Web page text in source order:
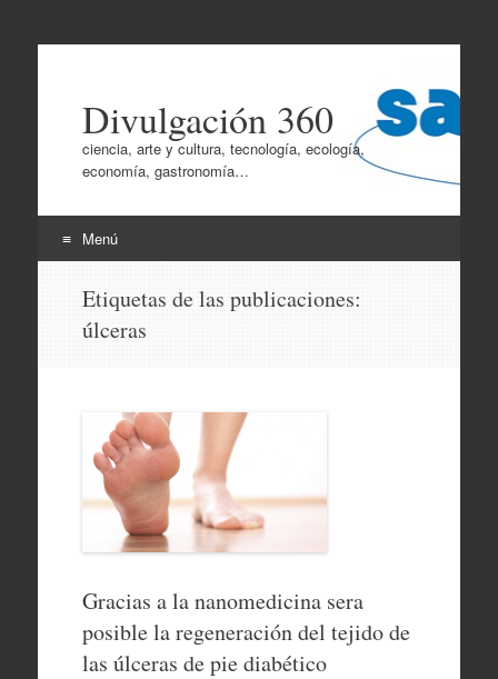
Divulgación 360
ciencia, arte y cultura, tecnología, ecología,
economía, gastronomía…
Menú
contenido
Etiquetas de las publicaciones:
úlceras
Gracias a la nanomedicina sera
posible la regeneración del tejido de
las úlceras de pie diabético